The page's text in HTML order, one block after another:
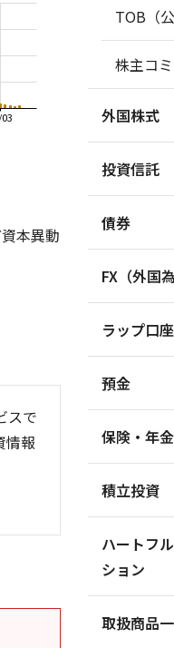
1,000
本異動
スで
情報
TOB（
株主コ
外国株式
投資信託
債券
FX（外国
ラップ口座
預金
保険・年
積立投資
ハートフ
ション
取扱商品